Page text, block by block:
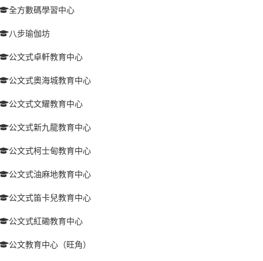
全方數碼學習中心
八步瑜伽坊
公文式卓軒教育中心
公文式奧海城教育中心
公文式文耀教育中心
公文式新九龍教育中心
公文式柯士甸教育中心
公文式油麻地教育中心
公文式笛卡兒教育中心
公文式紅磡教育中心
公文教育中心（旺角）